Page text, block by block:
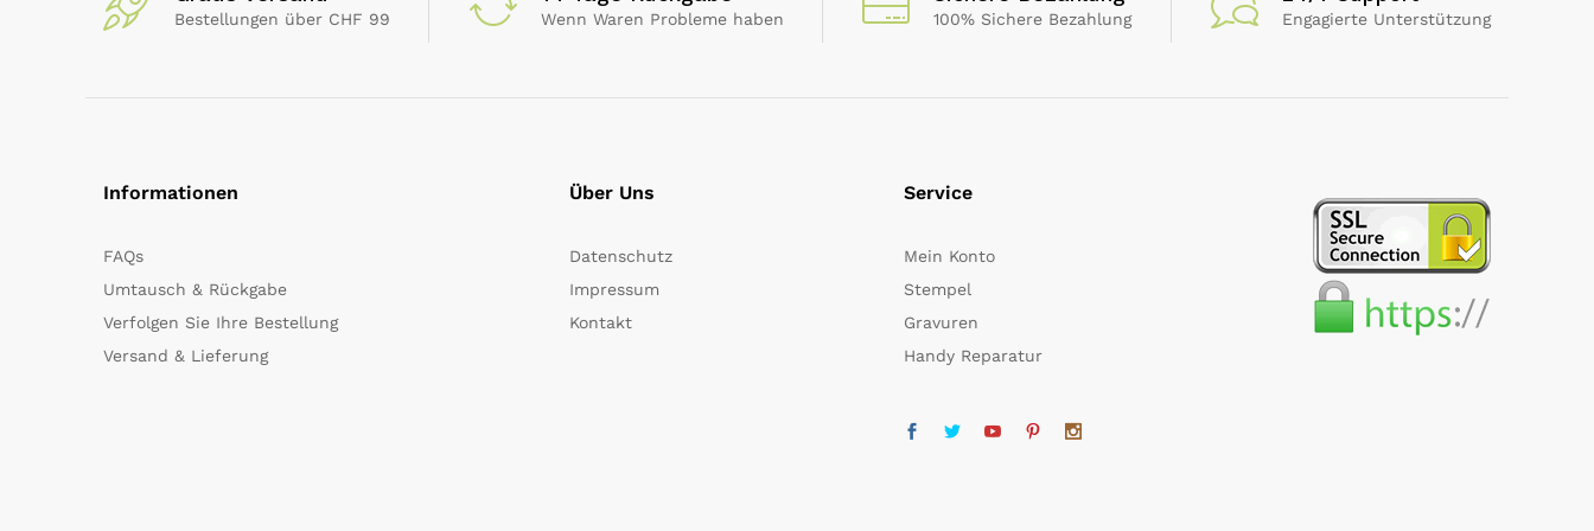
Bestellungen über CHF 99 Wenn Waren Probleme haben 100% Sichere Bezahlung Engagierte Unterstützung
Informationen
FAQs
Umtausch & Rückgabe
Verfolgen Sie Ihre Bestellung
Versand & Lieferung
Über Uns
Datenschutz
Impressum
Kontakt
Service
Mein Konto
Stempel
Gravuren
Handy Reparatur